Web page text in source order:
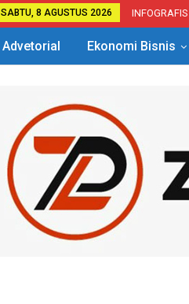
SABTU, 8 AGUSTUS 2026 INFOGRAFIS
Advetorial Ekonomi Bisnis